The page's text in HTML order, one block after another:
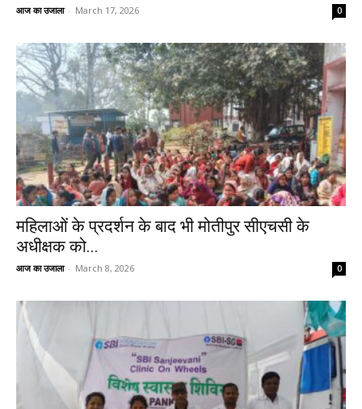
आज का उजाला - March 17, 2026 0
महिलाओं के प्रदर्शन के बाद भी मोतीपुर सीएचसी के
अधीक्षक को...
आज का उजाला - March 8, 2026 0